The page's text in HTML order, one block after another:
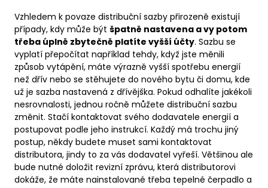
Vzhledem k povaze distribuční sazby přirozeně existují
případy, kdy může být špatně nastavena a vy potom
třeba úplně zbytečně platíte vyšší účty. Sazbu se
vyplatí přepočítat například tehdy, když jste měnili
způsob vytápění, máte výrazně vyšší spotřebu energií
než dřív nebo se stěhujete do nového bytu či domu, kde
už je sazba nastavená z dřívějška. Pokud odhalíte jakékoli
nesrovnalosti, jednou ročně můžete distribuční sazbu
změnit. Stačí kontaktovat svého dodavatele energií a
postupovat podle jeho instrukcí. Každý má trochu jiný
postup, někdy budete muset sami kontaktovat
distributora, jindy to za vás dodavatel vyřeší. Většinou ale
bude nutné doložit revizní zprávu, která distributorovi
dokáže, že máte nainstalované třeba tepelné čerpadlo a